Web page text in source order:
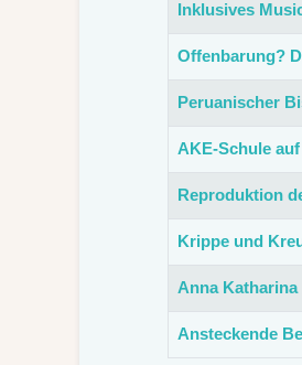
Inklusives
Offenbarung?
Peruanischer
AKE-Schule
Reproduktion
Krippe und
Anna
Ansteckende